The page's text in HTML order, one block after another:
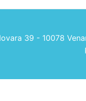
39 - 10078